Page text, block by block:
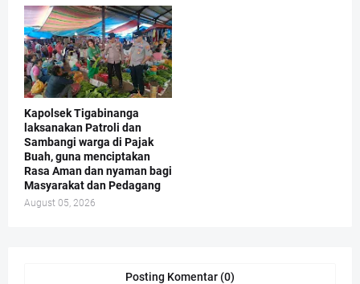
Kapolsek Tigabinanga
laksanakan Patroli dan
Sambangi warga di Pajak
Buah, guna menciptakan
Rasa Aman dan nyaman bagi
Masyarakat dan Pedagang
August 05, 2026
Posting Komentar (0)